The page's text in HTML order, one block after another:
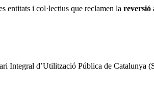
entitats i col·lectius que reclamen la reversió
Integral d’Utilització Pública de